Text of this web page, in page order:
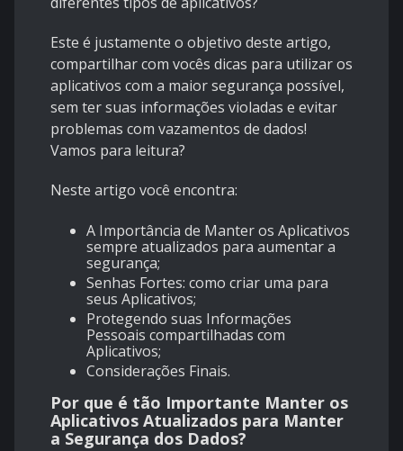
Este é justamente o objetivo deste artigo,
compartilhar com vocês dicas para utilizar os
aplicativos com a maior segurança possível,
sem ter suas informações violadas e evitar
problemas com vazamentos de dados!
Vamos para leitura?
Neste artigo você encontra:
A Importância de Manter os Aplicativos
sempre atualizados para aumentar a
segurança;
Senhas Fortes: como criar uma para
seus Aplicativos;
Protegendo suas Informações
Pessoais compartilhadas com
Aplicativos;
Considerações Finais.
Por que é tão Importante Manter os
Aplicativos Atualizados para Manter
a Segurança dos Dados?